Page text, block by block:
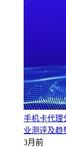
手机卡代理
业测评及趋
3月前